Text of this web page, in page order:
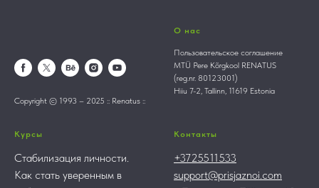
Copyright © 1993 – 2025 :: Renatus ::
О нас
Пользовательское соглашение
MTÜ Pere Kõrgkool RENATUS
(reg.nr. 80123001)
Hiiu 7-2, Tallinn, 11619 Estonia
Курсы
Стабилизация личности.
Как стать уверенным в
Контакты
+3725511533
support@prisjaznoi.com